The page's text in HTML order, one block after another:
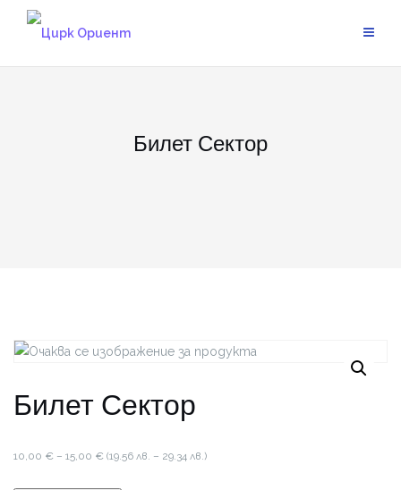
Билет Сектор
Билет Сектор
10,00 € – 15,00 € Price
(19.56 лв. – 29.34 лв.)